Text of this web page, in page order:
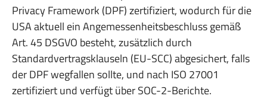
Privacy Framework (DPF) zertifiziert, wodurch für die
USA aktuell ein Angemessenheitsbeschluss gemäß
Art. 45 DSGVO besteht, zusätzlich durch
Standardvertragsklauseln (EU-SCC) abgesichert, falls
der DPF wegfallen sollte, und nach ISO 27001
zertifiziert und verfügt über SOC-2-Berichte.